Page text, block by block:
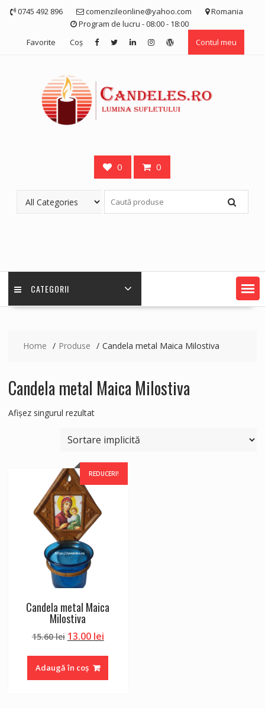
Skip 0745 492 896 comenzileonline@yahoo.com
Romania
Program de lucru - 08:00 - 18:00
Favorite
Coş Contul meu
0 0
CATEGORII
Home Produse Candela metal Maica Milostiva
Candela metal Maica Milostiva
Afișez singurul rezultat
REDUCERI!
Candela metal Maica
Milostiva
15.60lei Prețul
a
fost:
13.00 leiPrețul
Adaugă în coș